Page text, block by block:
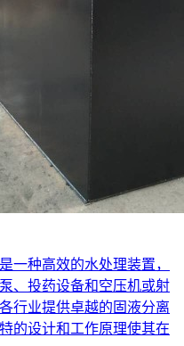
一种高效的水处理装置，
、投药设备和空压机或射
行业提供卓越的固液分离
的设计和工作原理使其在